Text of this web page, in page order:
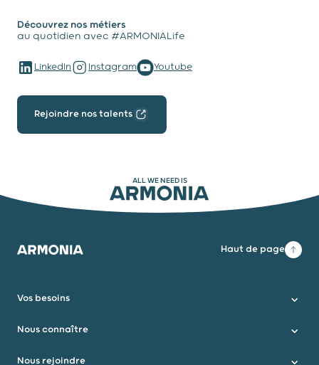
Découvrez nos métiers
au quotidien avec #ARMONIALife
LinkedIn Instagram Youtube
Rejoindre nos talents
ALL WE NEED IS
ARMONIA
Armonia Haut de page
Vos besoins
Nous connaître
Nous rejoindre